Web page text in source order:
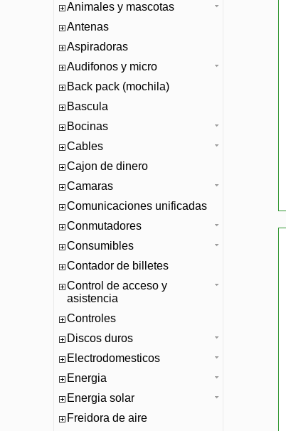
Animales y mascotas
Antenas
Aspiradoras
Audifonos y micro
Back pack (mochila)
Bascula
Bocinas
Cables
Cajon de dinero
Camaras
Comunicaciones unificadas
Conmutadores
Consumibles
Contador de billetes
Control de acceso y
asistencia
Controles
Discos duros
Electrodomesticos
Energia
Energia solar
Freidora de aire